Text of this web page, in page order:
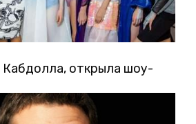
открыла шоу-